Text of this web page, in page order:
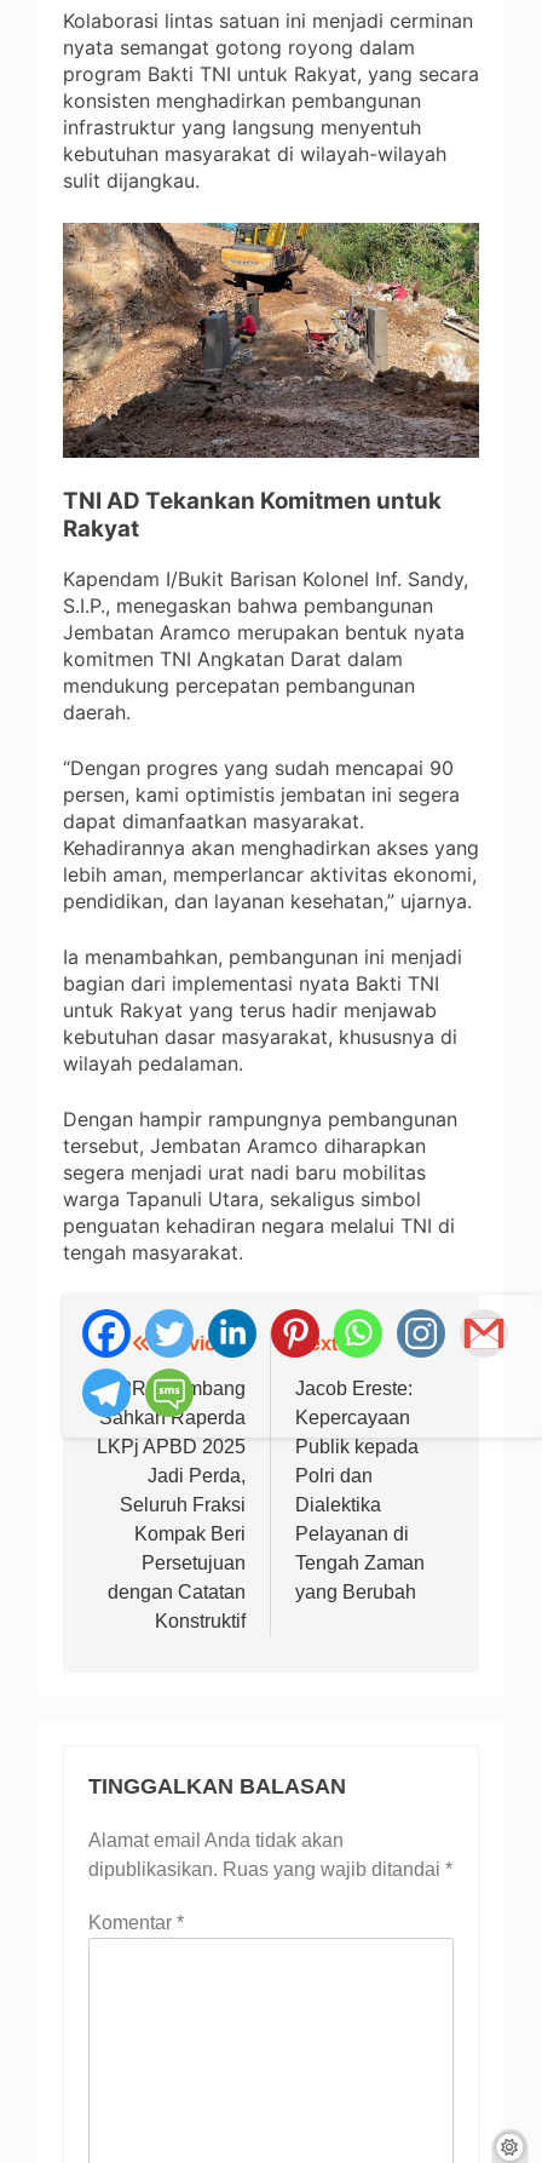
Kolaborasi lintas satuan ini menjadi cerminan
nyata semangat gotong royong dalam
program Bakti TNI untuk Rakyat, yang secara
konsisten menghadirkan pembangunan
infrastruktur yang langsung menyentuh
kebutuhan masyarakat di wilayah-wilayah
sulit dijangkau.
TNI AD Tekankan Komitmen untuk
Rakyat
Kapendam I/Bukit Barisan Kolonel Inf. Sandy,
S.I.P., menegaskan bahwa pembangunan
Jembatan Aramco merupakan bentuk nyata
komitmen TNI Angkatan Darat dalam
mendukung percepatan pembangunan
daerah.
“Dengan progres yang sudah mencapai 90
persen, kami optimistis jembatan ini segera
dapat dimanfaatkan masyarakat.
Kehadirannya akan menghadirkan akses yang
lebih aman, memperlancar aktivitas ekonomi,
pendidikan, dan layanan kesehatan,” ujarnya.
Ia menambahkan, pembangunan ini menjadi
bagian dari implementasi nyata Bakti TNI
untuk Rakyat yang terus hadir menjawab
kebutuhan dasar masyarakat, khususnya di
wilayah pedalaman.
Dengan hampir rampungnya pembangunan
tersebut, Jembatan Aramco diharapkan
segera menjadi urat nadi baru mobilitas
warga Tapanuli Utara, sekaligus simbol
penguatan kehadiran negara melalui TNI di
tengah masyarakat.
Navigasi
pos
Previous:
DPRD Jombang
Sahkan Raperda
LKPj APBD 2025
Jadi Perda,
Seluruh Fraksi
Kompak Beri
Persetujuan
dengan Catatan
Konstruktif
Next:
Jacob Ereste:
Kepercayaan
Publik kepada
Polri dan
Dialektika
Pelayanan di
Tengah Zaman
yang Berubah
TINGGALKAN BALASAN
Alamat email Anda tidak akan
dipublikasikan. Ruas yang wajib ditandai *
Komentar *